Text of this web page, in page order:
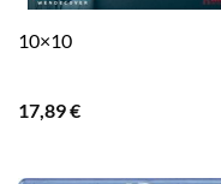
10×10
17,89€